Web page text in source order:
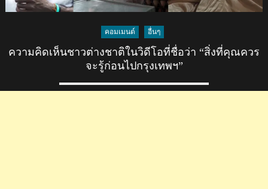
คอมเมนต์ อื่นๆ
ความคิดเห็นชาวต่างชาติในวิดีโอที่ชื่อว่า “สิ่งที่คุณควร
จะรู้ก่อนไปกรุงเทพฯ”